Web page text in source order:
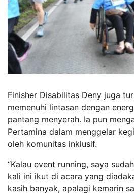
Finisher Disabilitas Deny juga
memenuhi lintasan dengan
pantang menyerah. Ia pun
Pertamina dalam menggelar
oleh komunitas inklusif.
“Kalau event running, saya
kali ini ikut di acara yang
kasih banyak, apalagi kemarin